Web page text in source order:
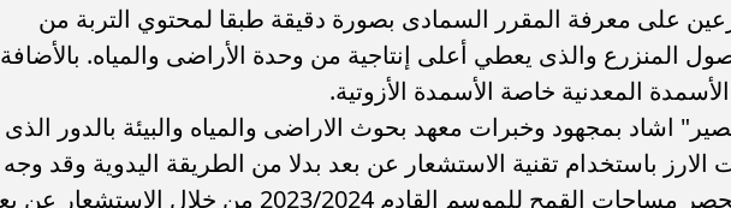
على معرفة المقرر السمادى بصورة دقيقة طبقا لمحتوي التربة من
المنزرع والذى يعطي أعلى إنتاجية من وحدة الأراضى والمياه. بالأضافة
المعدنية خاصة الأسمدة الأزوتية.
اشاد بمجهود وخبرات معهد بحوث الاراضى والمياه والبيئة بالدور الذى
باستخدام تقنية الاستشعار عن بعد بدلا من الطريقة اليدوية وقد وجه
للموسم القادم 2023/2024 من خلال الاستشعار عن بعد